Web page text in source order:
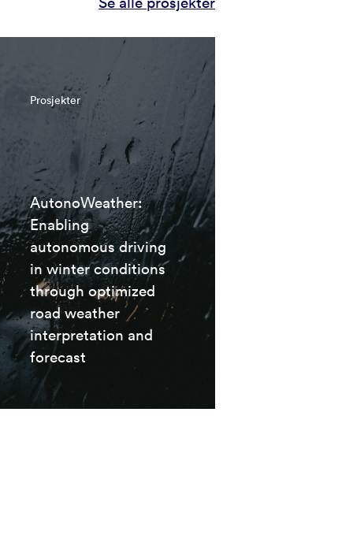
Prosjekter
AutonoWeather:
Enabling
autonomous driving
in winter conditions
through optimized
road weather
interpretation and
forecast